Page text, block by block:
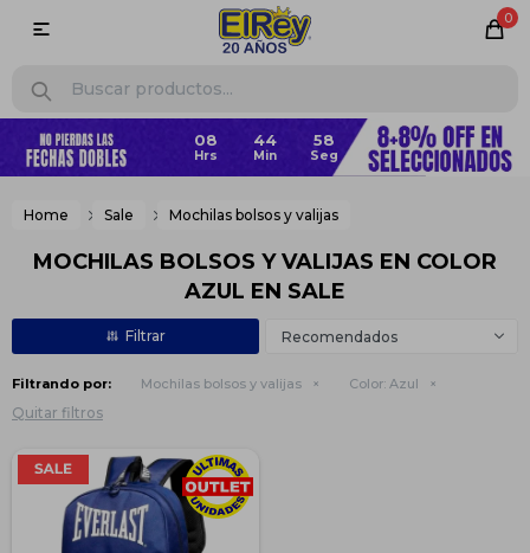
0

08 44 58
Home Sale Mochilas bolsos y valijas
MOCHILAS BOLSOS Y VALIJAS EN COLOR
AZUL EN SALE
Recomendados
Filtrando por: Mochilas bolsos y valijas Color: Azul
Quitar filtros